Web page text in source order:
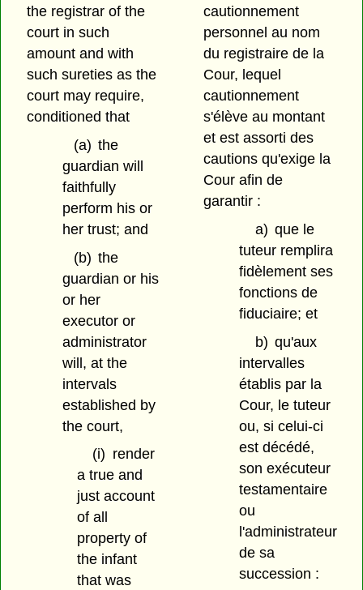
the registrar of the
court in such
amount and with
such sureties as the
court may require,
conditioned that
(a) the
guardian will
faithfully
perform his or
her trust; and
(b) the
guardian or his
or her
executor or
administrator
will, at the
intervals
established by
the court,
(i) render
a true and
just account
of all
property of
the infant
that was
cautionnement
personnel au nom
du registraire de la
Cour, lequel
cautionnement
s'élève au montant
et est assorti des
cautions qu'exige la
Cour afin de
garantir :
a) que le
tuteur remplira
fidèlement ses
fonctions de
fiduciaire; et
b) qu'aux
intervalles
établis par la
Cour, le tuteur
ou, si celui-ci
est décédé,
son exécuteur
testamentaire
ou
l'administrateur
de sa
succession :